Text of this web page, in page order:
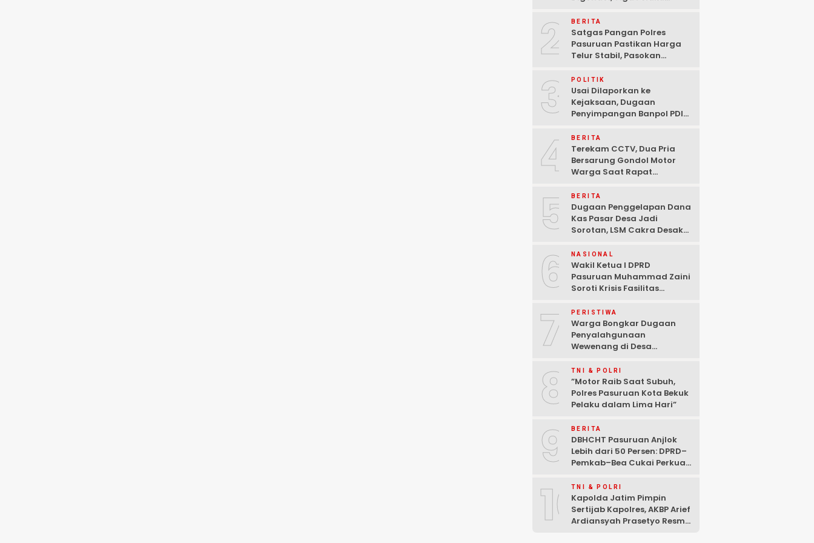
Pasuruan
2 BERITA
Satgas Pangan Polres
Pasuruan Pastikan Harga
Telur Stabil, Pasokan
Kekhawatiran Fluktuasi
3 POLITIK
Usai Dilaporkan ke
Kejaksaan, Dugaan
Penyimpangan Banpol PDIP
Tuntas “6 Eks Ketua PAC
Cabut Laporan”
4 BERITA
Terekam CCTV, Dua Pria
Bersarung Gondol Motor
Warga Saat Rapat
5 BERITA
Dugaan Penggelapan Dana
Kas Pasar Desa Jadi
Sorotan, LSM Cakra Desak
6 NASIONAL
Wakil Ketua I DPRD
Pasuruan Muhammad Zaini
Soroti Krisis Fasilitas
Anggaran
7 PERISTIWA
Warga Bongkar Dugaan
Penyalahgunaan
Wewenang di Desa
Mencuat
8 TNI & POLRI
‎”Motor Raib Saat Subuh,
Polres Pasuruan Kota Bekuk
Pelaku dalam Lima Hari” ‎
9 BERITA
DBHCHT Pasuruan Anjlok
Lebih dari 50 Persen: DPRD–
Pemkab–Bea Cukai Perkuat
Rokok Ilegal
10TNI & POLRI
Kapolda Jatim Pimpin
Sertijab Kapolres, AKBP Arief
Ardiansyah Prasetyo Resmi